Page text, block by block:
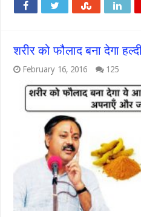
शरीर को फौलाद बना देगा
February 16, 2016 125